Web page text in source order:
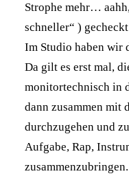
Strophe mehr…
schneller“ )
Im Studio haben wir
Da gilt es erst mal,
monitortechnisch in
dann zusammen mit
durchzugehen und
Aufgabe, Rap,
zusammenzubringen.